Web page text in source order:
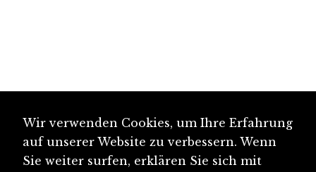
Wir verwenden Cookies, um Ihre Erfahrung
auf unserer Website zu verbessern. Wenn
Sie weiter surfen, erklären Sie sich mit